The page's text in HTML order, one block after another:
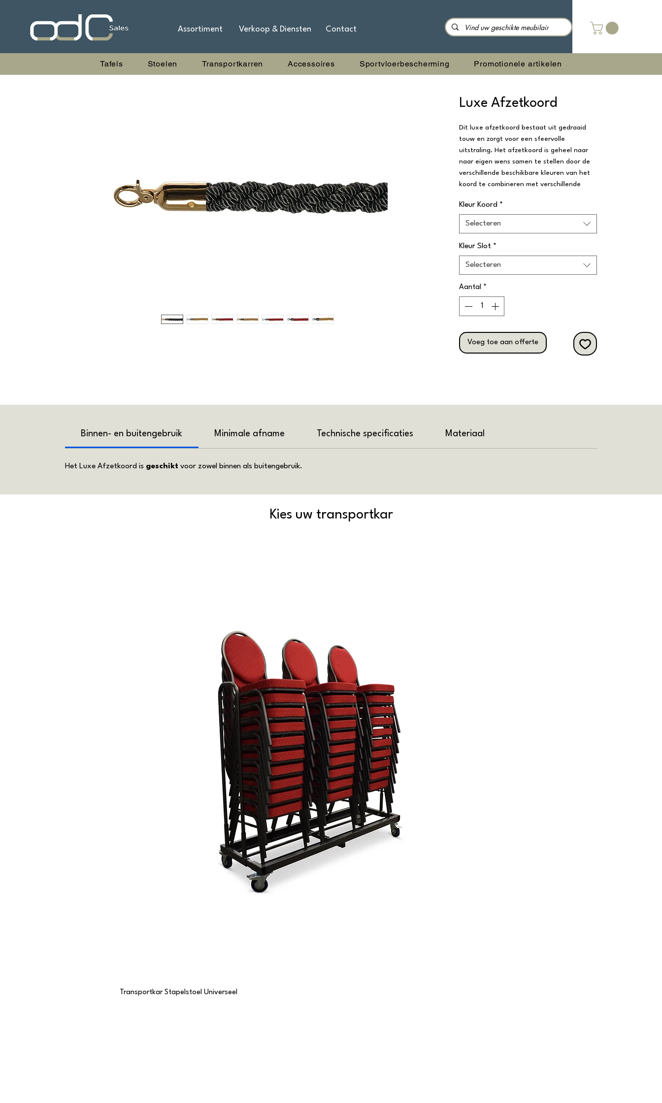
Tafels Stoelen Transportkarren Accessoires Sportvloerbescherming Promotionele artikelen
Assortiment Verkoop & Diensten Contact
Luxe Afzetkoord
Dit luxe afzetkoord bestaat uit gedraaid
touw en zorgt voor een sfeervolle
uitstraling. Het afzetkoord is geheel naar
naar eigen wens samen te stellen door de
verschillende beschikbare kleuren van het
koord te combineren met verschillende
afzetkoord is geschikt voor zowel binnen-
Kleur Koord *
Selecteren
Kleur Slot *
Selecteren
Aantal *
Voeg toe aan offerte
Binnen- en buitengebruik Minimale afname Technische specificaties Materiaal
Het Luxe Afzetkoord is geschikt voor zowel binnen als buitengebruik.
Kies uw transportkar
Transportkar Stapelstoel Universeel